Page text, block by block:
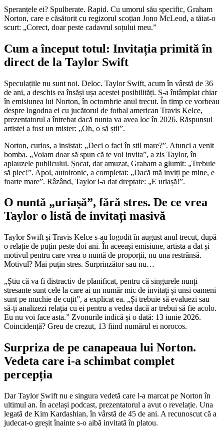
Speranțele ei? Spulberate. Rapid. Cu umorul său specific, Graham
Norton, care e căsătorit cu regizorul scoțian Jono McLeod, a tăiat-o
scurt: „Corect, doar peste cadavrul soțului meu.”
Cum a început totul: Invitația primită în
direct de la Taylor Swift
Speculațiile nu sunt noi. Deloc. Taylor Swift, acum în vârstă de 36
de ani, a deschis ea însăși ușa acestei posibilități. S-a întâmplat chiar
în emisiunea lui Norton, în octombrie anul trecut. În timp ce vorbeau
despre logodna ei cu jucătorul de fotbal american Travis Kelce,
prezentatorul a întrebat dacă nunta va avea loc în 2026. Răspunsul
artistei a fost un mister: „Oh, o să știi”.
Norton, curios, a insistat: „Deci o faci în stil mare?”. Atunci a venit
bomba. „Voiam doar să spun că te voi invita”, a zis Taylor, în
aplauzele publicului. Șocat, dar amuzat, Graham a glumit: „Trebuie
să plec!”. Apoi, autoironic, a completat: „Dacă mă inviți pe mine, e
foarte mare”. Râzând, Taylor i-a dat dreptate: „E uriașă!”.
O nuntă „uriașă”, fără stres. De ce vrea
Taylor o listă de invitați masivă
Taylor Swift și Travis Kelce s-au logodit în august anul trecut, după
o relație de puțin peste doi ani. În aceeași emisiune, artista a dat și
motivul pentru care vrea o nuntă de proporții, nu una restrânsă.
Motivul? Mai puțin stres. Surprinzător sau nu…
„Știu că va fi distractiv de planificat, pentru că singurele nunți
stresante sunt cele la care ai un număr mic de invitați și unsi oameni
sunt pe muchie de cuțit”, a explicat ea. „Și trebuie să evaluezi sau
să-ți analizezi relația cu ei pentru a vedea dacă ar trebui să fie acolo.
Eu nu voi face asta.” Zvonurile indică și o dată: 13 iunie 2026.
Coincidență? Greu de crezut, 13 fiind numărul ei norocos.
Surpriza de pe canapeaua lui Norton.
Vedeta care i-a schimbat complet
percepția
Dar Taylor Swift nu e singura vedetă care l-a marcat pe Norton în
ultimul an. În același podcast, prezentatorul a avut o revelație. Una
legată de Kim Kardashian, în vârstă de 45 de ani. A recunoscut că a
judecat-o greșit înainte s-o aibă invitată în platou.